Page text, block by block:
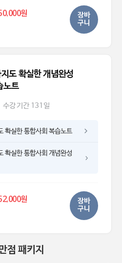
원
장바
구니
도 확실한 개념완성
노트
수강 기간 131일
확실한 통합사회 복습노트
확실한 통합사회 개념완성
원
장바
구니
점 패키지